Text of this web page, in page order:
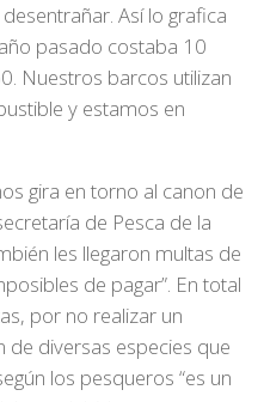
Así lo grafica
pasado costaba 10
Nuestros barcos utilizan
y estamos en
gira en torno al canon de
de Pesca de la
les llegaron multas de
de pagar”. En total
por no realizar un
de diversas especies que
los pesqueros “es un